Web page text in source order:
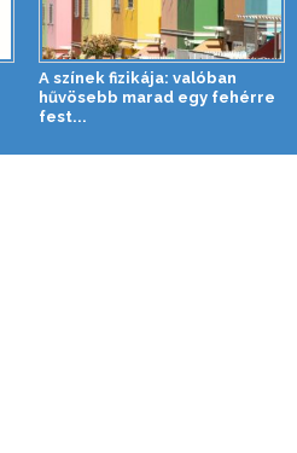
A színek fizikája: valóban
hűvösebb marad egy fehérre
fest...